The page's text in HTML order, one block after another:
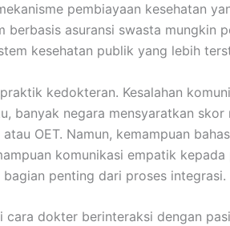
pembiayaan kesehatan
asuransi swasta mungkin
kesehatan publik yang lebih
kedokteran. Kesalahan
banyak negara mensyaratkan skor
OET. Namun, kemampuan
komunikasi empatik kepada
penting dari proses integrasi.
cara dokter berinteraksi dengan